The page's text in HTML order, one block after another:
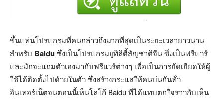
ขึ้นแท่นโปรแกรมที่คนกล่าวถึงมากที่สุดเป็นระยะเวลายาวนาน
สำหรับ Baiduซึ่งเป็นโปรแกรมยูทิลิตี้สัญชาติจีน ซึ่งเป็นฟรีแวร์
และมักจะแถมตัวเองมากับฟรีแวร์ต่างๆ เพื่อเป็นการยัดเยียดให้ผู้
ใช้ได้ติดตั้งไปด้วยในตัว ซึ่งสร้างกระแสให้คนบ่นกันทั่ว
อินเทอร์เน็ตจนตอนนี้เห็นโลโก้ Baidu ที่ได้แทบตกใจราวกับเห็น